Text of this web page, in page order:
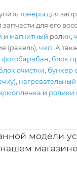
тонеры для
запчасти для его
и магнитный ролик,
(ракель), чип . А
фотобарабан блок
очистки бункер
и ролики
модели
нашем магазине